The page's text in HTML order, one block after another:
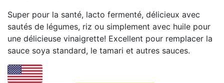
Super pour la santé, lacto fermenté, délicieux avec
sautés de légumes, riz ou simplement avec huile pour
une délicieuse vinaigrette! Excellent pour remplacer la
sauce soya standard, le tamari et autres sauces.